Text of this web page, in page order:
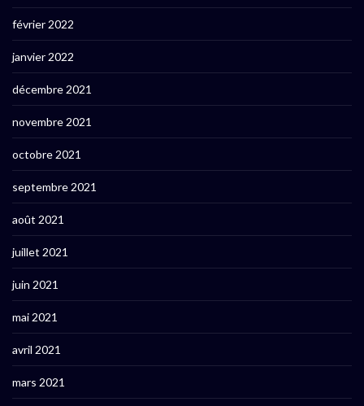
février 2022
janvier 2022
décembre 2021
novembre 2021
octobre 2021
septembre 2021
août 2021
juillet 2021
juin 2021
mai 2021
avril 2021
mars 2021